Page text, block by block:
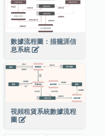
數據流程圖：描籠涯信
息系統
視頻租賃系統數據流程
圖